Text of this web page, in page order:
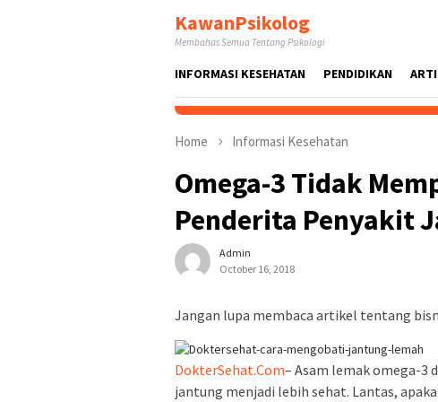
KawanPsikolog
Membahas Semua Tentang Psikologi
INFORMASI KESEHATAN PENDIDIKAN
Home Informasi Kesehatan
Omega-3 Tidak
Penderita Penyakit
Admin
October 16, 2018
Jangan lupa membaca artikel tentang
DokterSehat.Com– Asam lemak omega-3
jantung menjadi lebih sehat. Lantas,